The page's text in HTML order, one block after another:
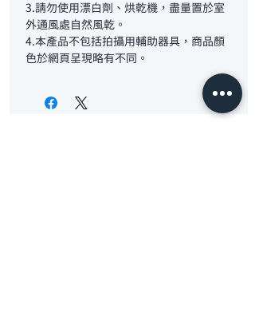
3.請勿使用漂白劑、烘乾機，盡量置於室
外通風處自然風乾。
4.本產品不包括拍攝用輔助器具，商品顏
色於網頁呈現略有不同。